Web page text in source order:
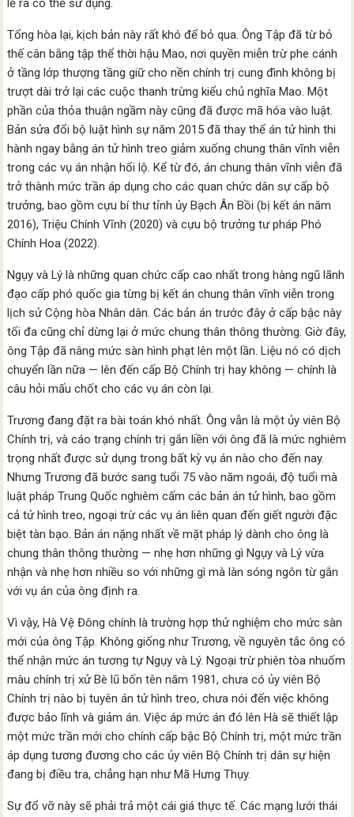
lẽ ra có thể sử dụng.
Tổng hòa lại, kịch bản này rất khó để bỏ qua. Ông Tập đã từ bỏ
thế cân bằng tập thể thời hậu Mao, nơi quyền miễn trừ phe cánh
ở tầng lớp thượng tầng giữ cho nền chính trị cung đình không bị
trượt dài trở lại các cuộc thanh trừng kiểu chủ nghĩa Mao. Một
phần của thỏa thuận ngầm này cũng đã được mã hóa vào luật.
Bản sửa đổi bộ luật hình sự năm 2015 đã thay thế án tử hình thi
hành ngay bằng án tử hình treo giảm xuống chung thân vĩnh viễn
trong các vụ án nhận hối lộ. Kể từ đó, án chung thân vĩnh viễn đã
trở thành mức trần áp dụng cho các quan chức dân sự cấp bộ
trưởng, bao gồm cựu bí thư tỉnh ủy Bạch Ân Bồi (bị kết án năm
2016), Triệu Chính Vĩnh (2020) và cựu bộ trưởng tư pháp Phó
Chính Hoa (2022).
Ngụy và Lý là những quan chức cấp cao nhất trong hàng ngũ lãnh
đạo cấp phó quốc gia từng bị kết án chung thân vĩnh viễn trong
lịch sử Cộng hòa Nhân dân. Các bản án trước đây ở cấp bậc này
tối đa cũng chỉ dừng lại ở mức chung thân thông thường. Giờ đây,
ông Tập đã nâng mức sàn hình phạt lên một lần. Liệu nó có dịch
chuyển lần nữa — lên đến cấp Bộ Chính trị hay không — chính là
câu hỏi mấu chốt cho các vụ án còn lại.
Trương đang đặt ra bài toán khó nhất. Ông vẫn là một ủy viên Bộ
Chính trị, và cáo trạng chính trị gắn liền với ông đã là mức nghiêm
trọng nhất được sử dụng trong bất kỳ vụ án nào cho đến nay.
Nhưng Trương đã bước sang tuổi 75 vào năm ngoái, độ tuổi mà
luật pháp Trung Quốc nghiêm cấm các bản án tử hình, bao gồm
cả tử hình treo, ngoại trừ các vụ án liên quan đến giết người đặc
biệt tàn bạo. Bản án nặng nhất về mặt pháp lý dành cho ông là
chung thân thông thường — nhẹ hơn những gì Ngụy và Lý vừa
nhận và nhẹ hơn nhiều so với những gì mà làn sóng ngôn từ gắn
với vụ án của ông định ra.
Vì vậy, Hà Vệ Đông chính là trường hợp thử nghiệm cho mức sàn
mới của ông Tập. Không giống như Trương, về nguyên tắc ông có
thể nhận mức án tương tự Ngụy và Lý. Ngoại trừ phiên tòa nhuốm
màu chính trị xử Bè lũ bốn tên năm 1981, chưa có ủy viên Bộ
Chính trị nào bị tuyên án tử hình treo, chưa nói đến việc không
được bảo lĩnh và giảm án. Việc áp mức án đó lên Hà sẽ thiết lập
một mức trần mới cho chính cấp bậc Bộ Chính trị, một mức trần
áp dụng tương đương cho các ủy viên Bộ Chính trị dân sự hiện
đang bị điều tra, chẳng hạn như Mã Hưng Thụy.
Sự đổ vỡ này sẽ phải trả một cái giá thực tế. Các mạng lưới thái